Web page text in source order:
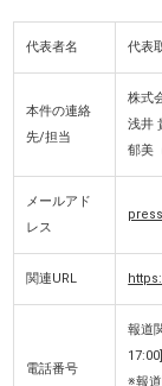
代表者名 代表
本件の連絡
先/担当
株式
浅井
郁美
メールアド
レス
関連URL
電話番号
報道
17:00]
※報